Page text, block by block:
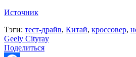
Источник
Тэги: тест-драйв, Китай, кроссовер,
Geely Cityray
Поделиться